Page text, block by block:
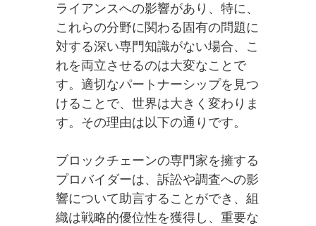
ライアンスへの影響があり、特に、
これらの分野に関わる固有の問題に
対する深い専門知識がない場合、こ
れを両立させるのは大変なことで
す。適切なパートナーシップを見つ
けることで、世界は大きく変わりま
す。その理由は以下の通りです。
ブロックチェーンの専門家を擁する
プロバイダーは、訴訟や調査への影
響について助言することができ、組
織は戦略的優位性を獲得し、重要な